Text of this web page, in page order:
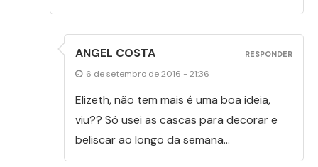
ANGEL COSTA
6 de setembro de 2016 - 21:36
Elizeth, não tem mais é uma boa ideia,
viu?? Só usei as cascas para decorar e
beliscar ao longo da semana…
RESPONDER